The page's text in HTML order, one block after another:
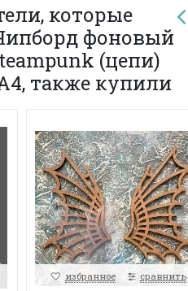
которые
фоновый
(цепи)
также купили
избранное сравнить